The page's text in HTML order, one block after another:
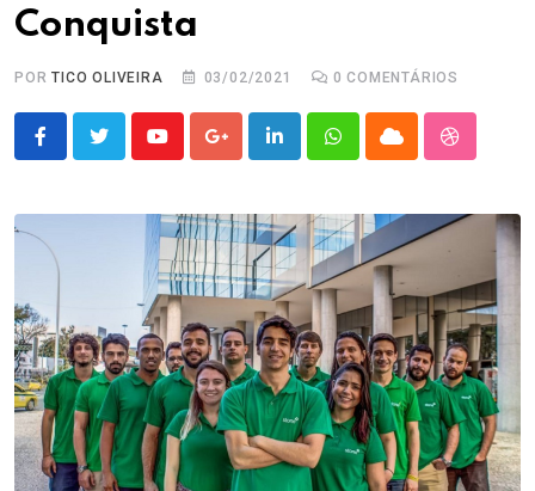
Conquista
PORTICO OLIVEIRA 03/02/2021 0 COMENTÁRIOS
YoutubeGoogle+LinkedInWhatsappCloud